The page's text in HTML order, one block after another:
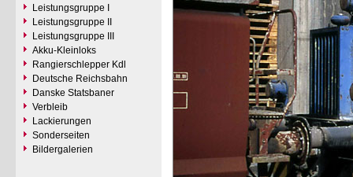
Leistungsgruppe I
Leistungsgruppe II
Leistungsgruppe III
Akku-Kleinloks
Rangierschlepper Kdl
Deutsche Reichsbahn
Danske Statsbaner
Verbleib
Lackierungen
Sonderseiten
Bildergalerien